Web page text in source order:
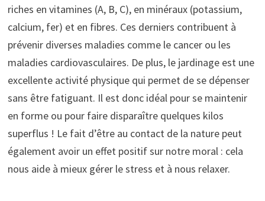
riches en vitamines (A, B, C), en minéraux (potassium,
calcium, fer) et en fibres. Ces derniers contribuent à
prévenir diverses maladies comme le cancer ou les
maladies cardiovasculaires. De plus, le jardinage est une
excellente activité physique qui permet de se dépenser
sans être fatiguant. Il est donc idéal pour se maintenir
en forme ou pour faire disparaître quelques kilos
superflus ! Le fait d’être au contact de la nature peut
également avoir un effet positif sur notre moral : cela
nous aide à mieux gérer le stress et à nous relaxer.